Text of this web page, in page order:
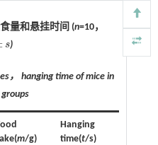
量和悬挂时间 (n=10，
s)
， hanging time of mice in
m/g)
Hanging
time(t/s)